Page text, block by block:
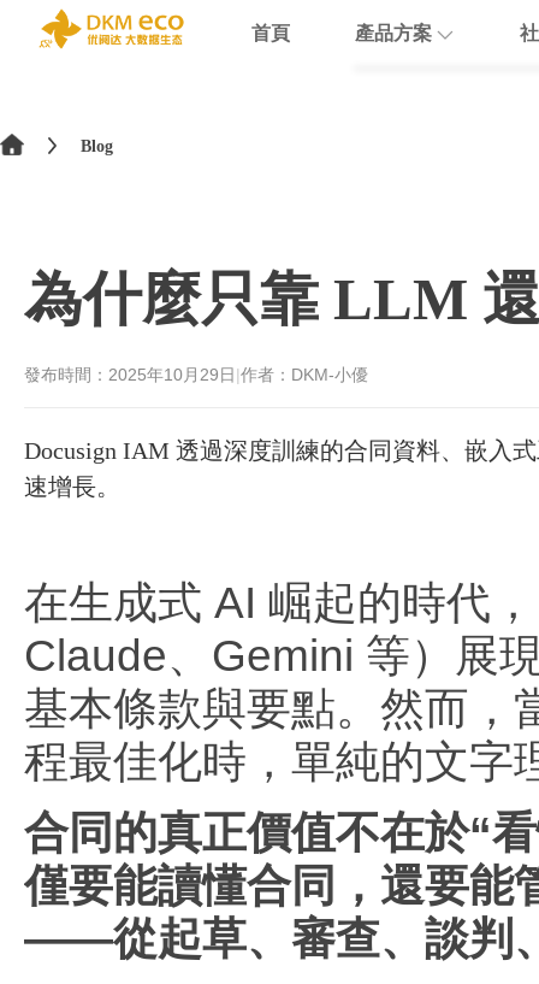
首頁 產品方案
Nextcloud
monday
简体中文Blog
為什麼只靠 LLM
發布時間： 2025年10月29日 |作者：DKM-小優
Docusign IAM 透過深度訓練的合同資料、嵌入
速增長。
在生成式 AI 崛起的時代
Claude、Gemini 等）展
基本條款與要點。然而，
程最佳化時，單純的文字
合同的真正價值不在於“
僅要能讀懂合同，還要能
——從起草、審查、談判